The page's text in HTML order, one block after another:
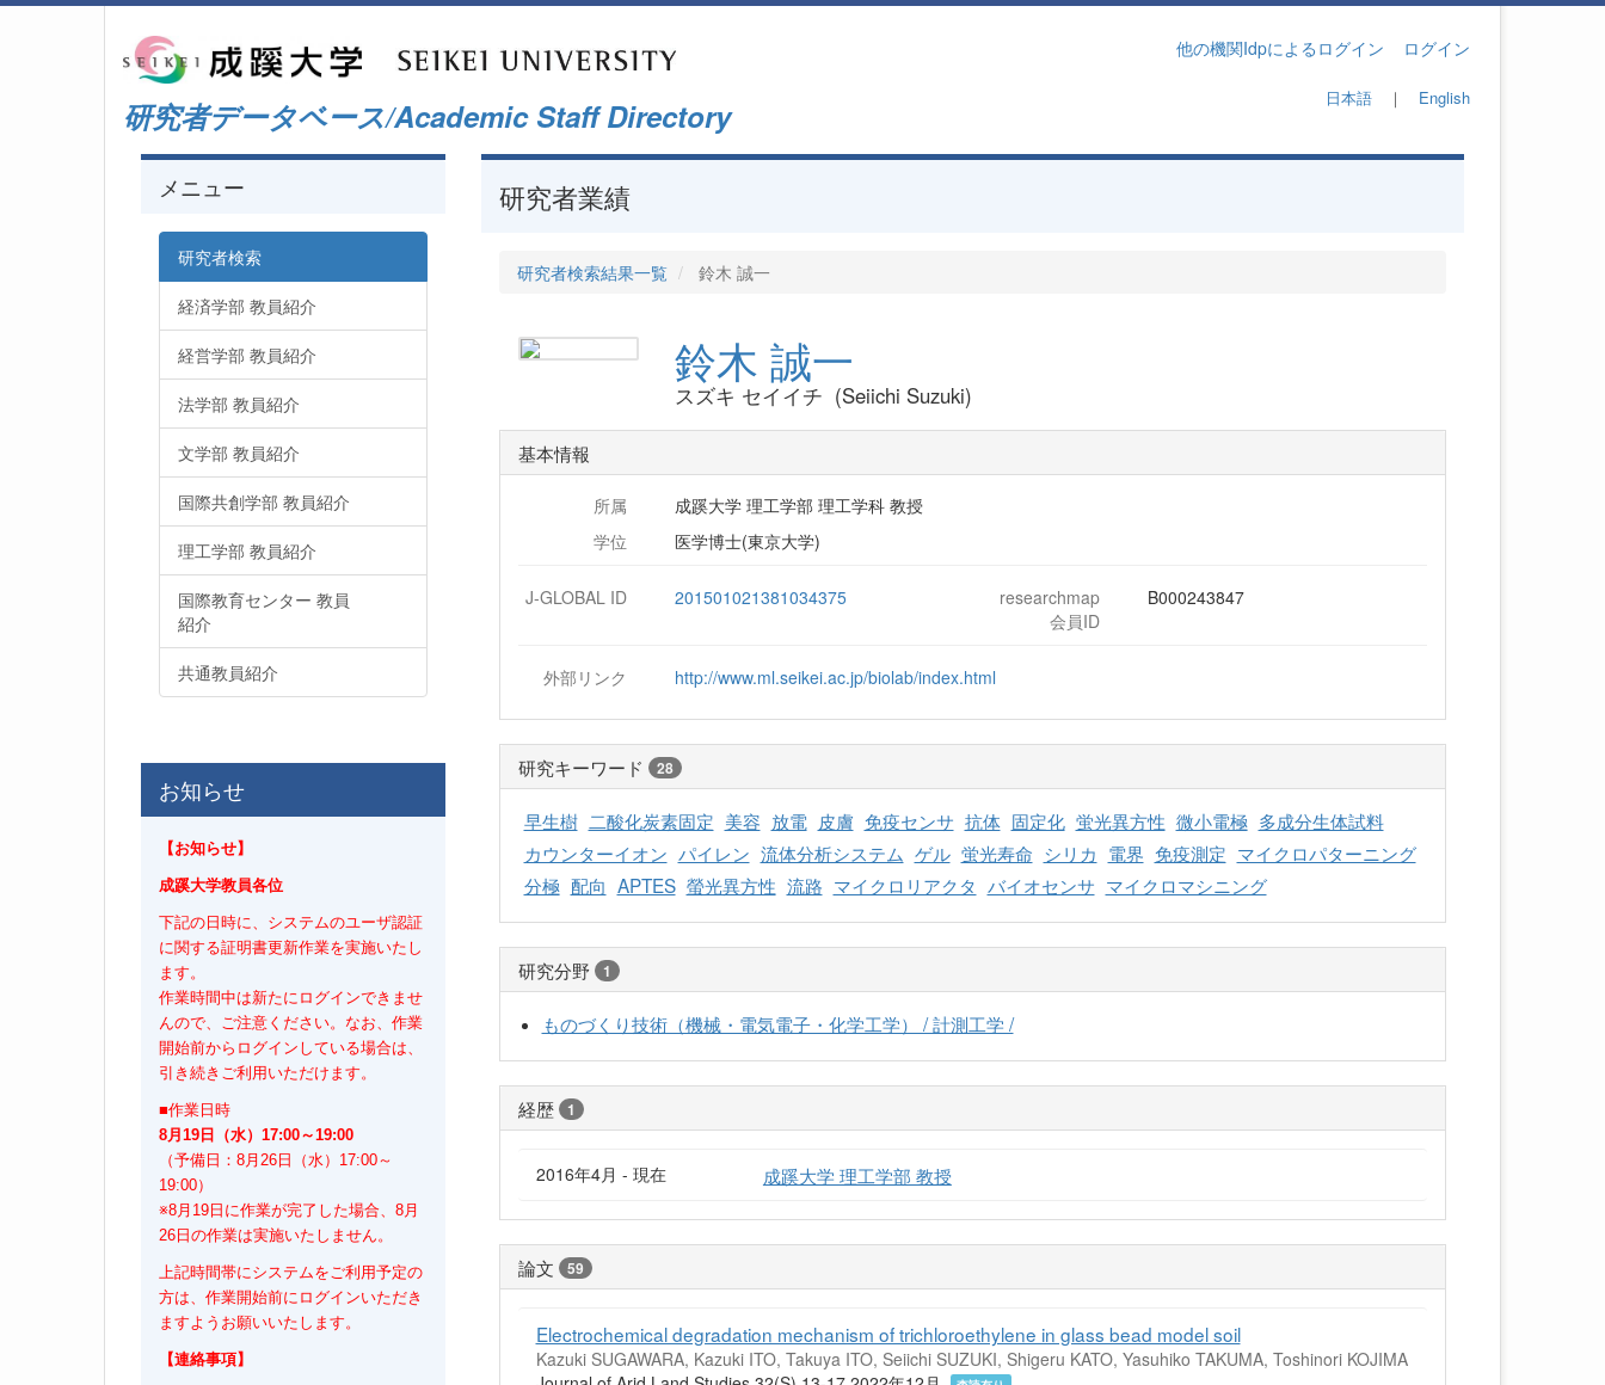
研究者データベース/Academic Staff Directory
他の機関Idpによるログイン ログイン
日本語 ｜ English
研究者業績
研究者検索結果一覧 鈴木 誠一
鈴木 誠一
スズキ セイイチ (Seiichi Suzuki)
基本情報
所属
成蹊大学 理工学部 理工学科 教授
学位
医学博士(東京大学)
J-GLOBAL ID 201501021381034375
researchmap
会員ID
B000243847
外部リンク http://www.ml.seikei.ac.jp/biolab/index.html
研究キーワード 28
早生樹 二酸化炭素固定 美容 放電 皮膚 免疫センサ 抗体 固定化 蛍光異方性 微小電極 多成分生体試料
カウンターイオン パイレン 流体分析システム ゲル 蛍光寿命 シリカ 電界 免疫測定 マイクロパターニング
分極 配向 APTES 螢光異方性 流路 マイクロリアクタ バイオセンサ マイクロマシニング
研究分野 1
ものづくり技術（機械・電気電子・化学工学） / 計測工学 /
経歴 1
2016年4月 - 現在 成蹊大学 理工学部 教授
論文 59
Electrochemical degradation mechanism of trichloroethylene in glass bead model soil
Kazuki SUGAWARA, Kazuki ITO, Takuya ITO, Seiichi SUZUKI, Shigeru KATO, Yasuhiko TAKUMA, Toshinori KOJIMA
メニュー
研究者検索
経済学部 教員紹介
経営学部 教員紹介
法学部 教員紹介
文学部 教員紹介
国際共創学部 教員紹介
理工学部 教員紹介
国際教育センター 教員
紹介
共通教員紹介
お知らせ
【お知らせ】
成蹊大学教員各位
下記の日時に、システムのユーザ認証
に関する証明書更新作業を実施いたし
ます。
作業時間中は新たにログインできませ
んので、ご注意ください。なお、作業
開始前からログインしている場合は、
引き続きご利用いただけます。
■作業日時
8月19日（水）17:00～19:00
（予備日：8月26日（水）17:00～
19:00）
※8月19日に作業が完了した場合、8月
26日の作業は実施いたしません。
上記時間帯にシステムをご利用予定の
方は、作業開始前にログインいただき
ますようお願いいたします。
【連絡事項】